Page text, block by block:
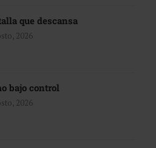
que descansa
2026
bajo control
2026